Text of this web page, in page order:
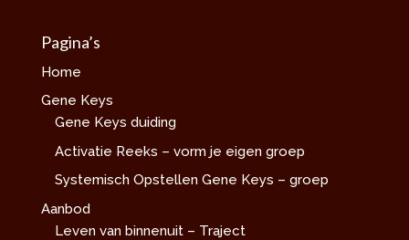
Pagina’s
Home
Gene Keys
Gene Keys duiding
Activatie Reeks – vorm je eigen groep
Systemisch Opstellen Gene Keys – groep
Aanbod
Leven van binnenuit – Traject